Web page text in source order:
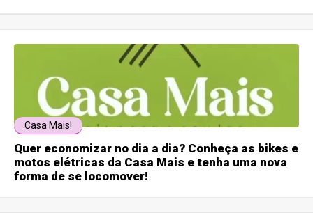
Casa Mais!
Quer economizar no dia a dia? Conheça as bikes e
motos elétricas da Casa Mais e tenha uma nova
forma de se locomover!